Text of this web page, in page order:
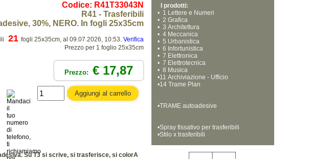
Codice: R41T33043N
R41 - Trasferibili
30%, NERO. In fogli 25x35cm
21 fogli 25x35cm, al 09.07.2026, 10:53. Verifica
Prezzo per 1 foglio 25x35cm
Prezzo: € 17,87
Su T3 si scrive, si trasferisce, si colorA
I prodotti:
• 1 Lettere e Numeri
• 2 Grafica
• 3 Architettura
• 4 Meccanica
• 5 Urbanistica
• 6 Infortunistica
• 7 Elettronica
• 7 Elettrotecnica
• 8 Musica
•11 Archiviazione - Ufficio
•14 Trame Plan
•TRAME autoadesive
•Spray fissativo per trasferibili
•Stilo x trasferibili